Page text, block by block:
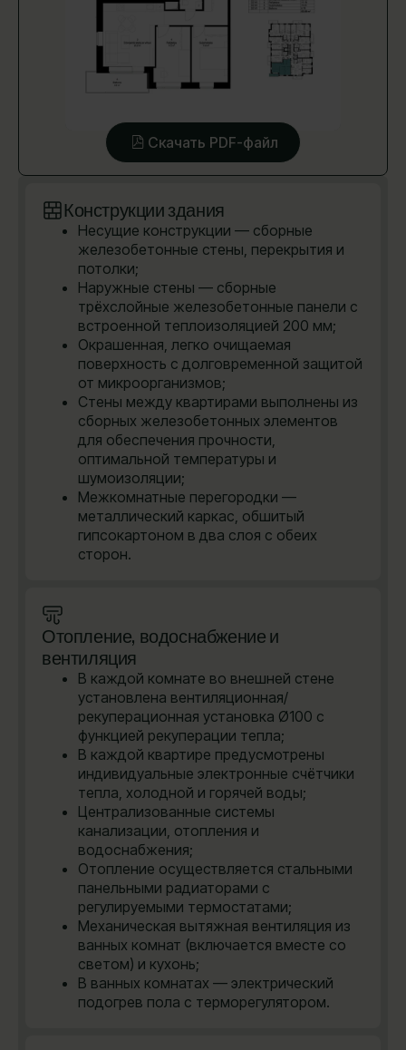
Скачать PDF-файл
Конструкции здания
Несущие конструкции — сборные
железобетонные стены, перекрытия и
потолки;
Наружные стены — сборные
трёхслойные железобетонные панели с
встроенной теплоизоляцией 200 мм;
Окрашенная, легко очищаемая
поверхность с долговременной защитой
от микроорганизмов;
Стены между квартирами выполнены из
сборных железобетонных элементов
для обеспечения прочности,
оптимальной температуры и
шумоизоляции;
Межкомнатные перегородки —
металлический каркас, обшитый
гипсокартоном в два слоя с обеих
сторон.
Отопление, водоснабжение и
вентиляция
В каждой комнате во внешней стене
установлена вентиляционная/
рекуперационная установка Ø100 с
функцией рекуперации тепла;
В каждой квартире предусмотрены
индивидуальные электронные счётчики
тепла, холодной и горячей воды;
Централизованные системы
канализации, отопления и
водоснабжения;
Отопление осуществляется стальными
панельными радиаторами с
регулируемыми термостатами;
Механическая вытяжная вентиляция из
ванных комнат (включается вместе со
светом) и кухонь;
В ванных комнатах — электрический
подогрев пола с терморегулятором.